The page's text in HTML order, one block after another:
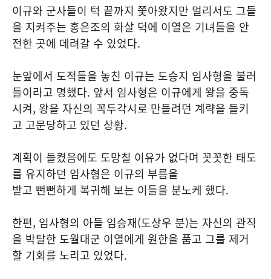
이규와 군사들이 턱 끝까지 쫓아왔지만 멀리서도 그들
을 지켜주는 홍은조의 화살 덕에 이열은 기녀들을 안
전한 곳에 데려갈 수 있었다.
눈앞에서 도적들을 놓친 이규는 도승지 임사형을 불러
들이라고 명했다. 앞서 임사형은 이규에게 왕을 중독
시켜, 왕을 자신의 꼭두각시로 만들려던 계략을 들키
고 고문당하고 있던 상황.
계획이 들켰음에도 도망칠 이유가 없다며 꼿꼿한 태도
를 유지하던 임사형은 이규의 부름을
받고 뻔뻔하게 복귀해 보는 이들을 분노케 했다.
한편, 임사형의 아들 임승재(도상우 분)는 자신의 관직
을 박탈한 도월대군 이열에게 원한을 품고 그를 제거
할 기회를 노리고 있었다.